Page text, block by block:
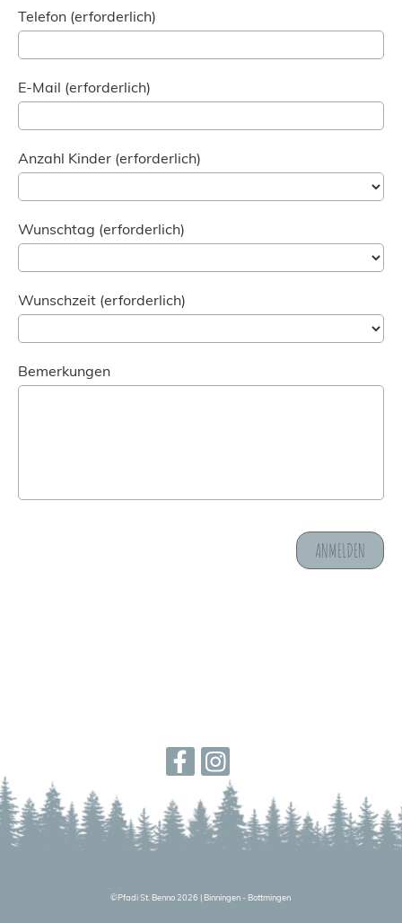
Telefon (erforderlich)
E-Mail (erforderlich)
Anzahl Kinder (erforderlich)
Wunschtag (erforderlich)
Wunschzeit (erforderlich)
Bemerkungen
©Pfadi St. Benno 2026 | Binningen - Bottmingen